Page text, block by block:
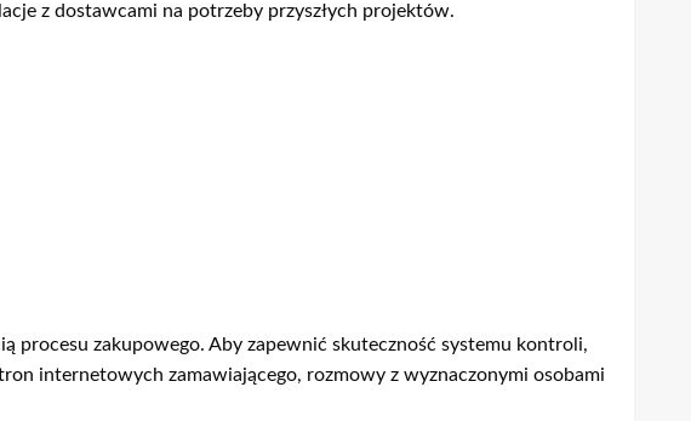
z dostawcami na potrzeby przyszłych projektów.
procesu zakupowego. Aby zapewnić skuteczność systemu kontroli,
internetowych zamawiającego, rozmowy z wyznaczonymi osobami